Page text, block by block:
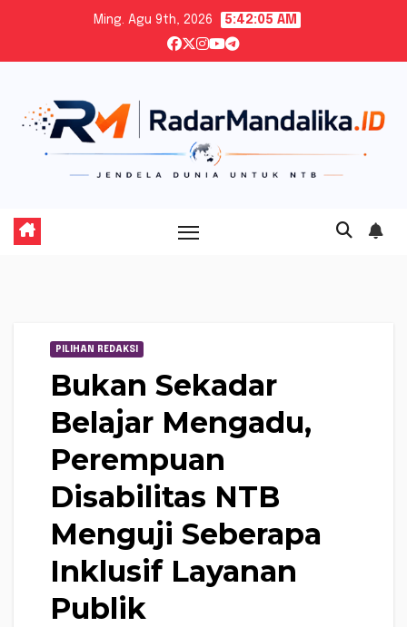
content
Ming. Agu 9th, 2026 5:42:07 AM
PILIHAN REDAKSI
Bukan Sekadar
Belajar Mengadu,
Perempuan
Disabilitas NTB
Menguji Seberapa
Inklusif Layanan
Publik